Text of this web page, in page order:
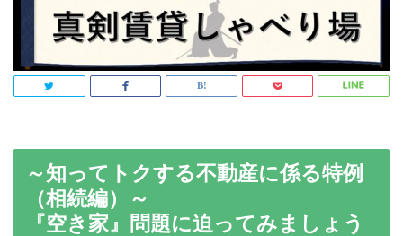
～知ってトクする不動産に係る特例
（相続編）～
『空き家』問題に迫ってみましょう